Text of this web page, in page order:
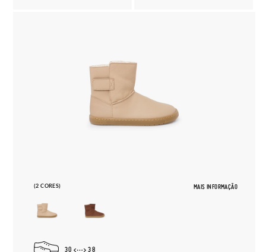
(2 CORES) MAIS INFORMAÇÃO
30 38